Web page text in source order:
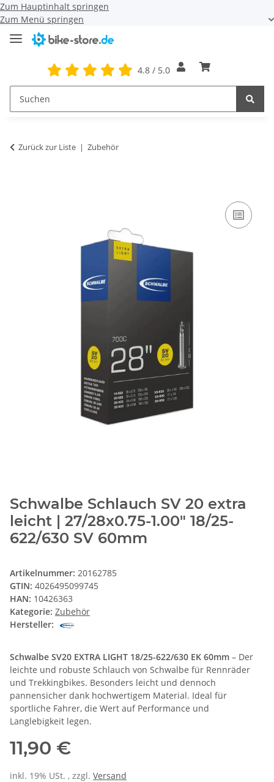
Zum Hauptinhalt springen
Zum Menü springen
4.8 / 5.0
Zurück zur Liste Zubehör
Schwalbe Schlauch SV 20 extra
leicht | 27/28x0.75-1.00" 18/25-
622/630 SV 60mm
Artikelnummer: 20162785
GTIN: 4026495099745
HAN: 10426363
Kategorie: Zubehör
Hersteller:
Schwalbe SV20 EXTRA LIGHT 18/25-622/630 EK 60mm – Der
leichte und robuste Schlauch von Schwalbe für Rennräder
und Trekkingbikes. Besonders leicht und dennoch
pannensicher dank hochwertigem Material. Ideal für
sportliche Fahrer, die Wert auf Performance und
Langlebigkeit legen.
11,90 €
inkl. 19% USt. , zzgl. Versand